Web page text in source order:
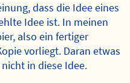
dass die Idee eines
Idee ist. In meinen
also ein fertiger
vorliegt. Daran etwas
in diese Idee.